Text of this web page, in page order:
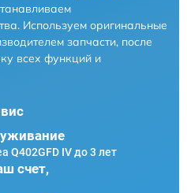
Используем оригинальные
запчасти, после
всех функций и
Q402GFD IV до 3 лет
счет,